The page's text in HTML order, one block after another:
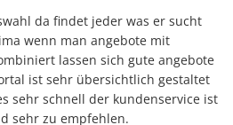
da findet jeder was er sucht
wenn man angebote mit
lassen sich gute angebote
ist sehr übersichtlich gestaltet
sehr schnell der kundenservice ist
sehr zu empfehlen.